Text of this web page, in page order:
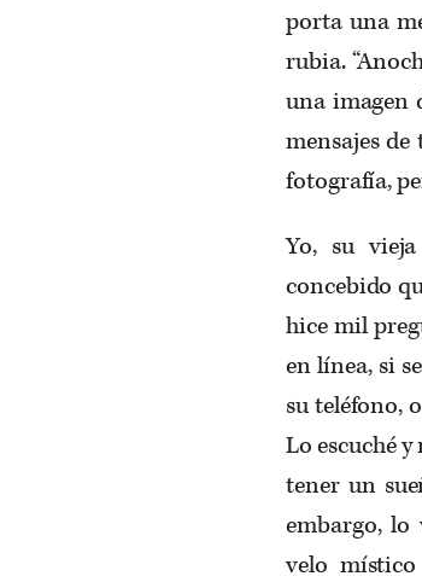
porta una
rubia.
una imagen
mensajes
fotografía,
Yo, su
concebido
hice mil
en línea, si
su teléfono,
Lo escuché
tener un
embargo,
velo